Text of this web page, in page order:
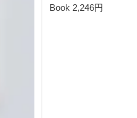
Book 2,246円